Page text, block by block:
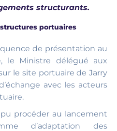
structurants.
portuaires
de présentation au
le Ministre délégué aux
le site portuaire de Jarry
avec les acteurs
procéder au lancement
d’adaptation des